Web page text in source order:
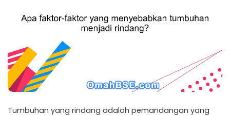
Tumbuhan yang rindang adalah pemandangan yang